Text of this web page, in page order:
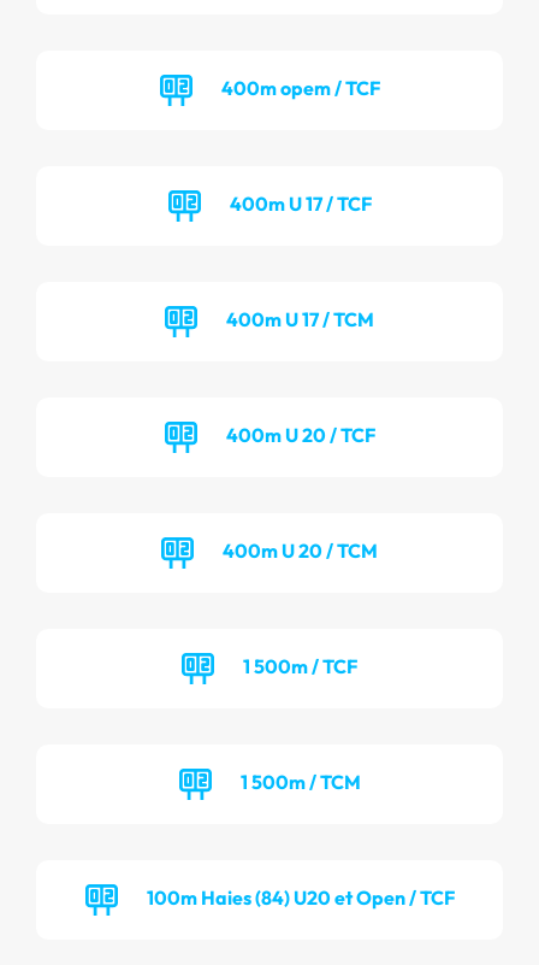
400m opem / TCF
400m U 17 / TCF
400m U 17 / TCM
400m U 20 / TCF
400m U 20 / TCM
1 500m / TCF
1 500m / TCM
100m Haies (84) U20 et Open / TCF